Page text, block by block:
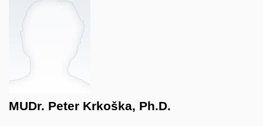
MUDr. Peter Krkoška, Ph.D.